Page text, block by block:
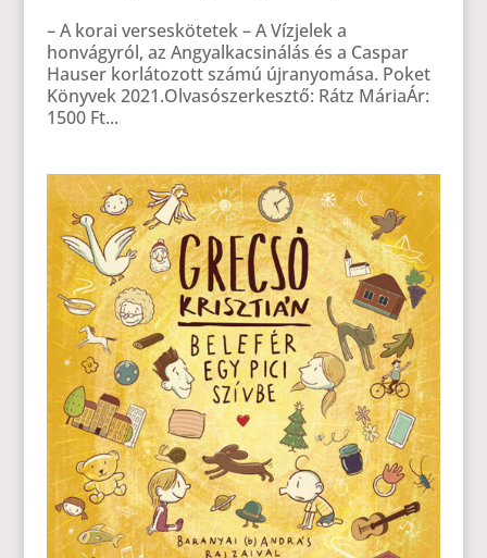
– A korai verseskötetek – A Vízjelek a
honvágyról, az Angyalkacsinálás és a Caspar
Hauser korlátozott számú újranyomása. Poket
Könyvek 2021.Olvasószerkesztő: Rátz MáriaÁr:
1500 Ft...